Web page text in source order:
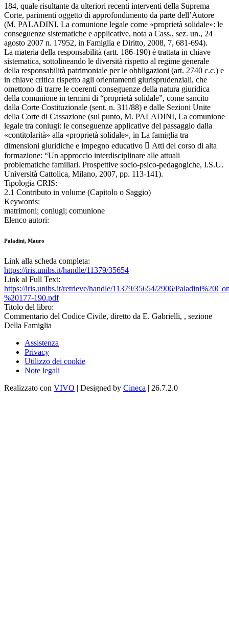
184, quale risultante da ulteriori recenti interventi della Suprema
Corte, parimenti oggetto di approfondimento da parte dell’Autore
(M. PALADINI, La comunione legale come «proprietà solidale»: le
conseguenze sistematiche e applicative, nota a Cass., sez. un., 24
agosto 2007 n. 17952, in Famiglia e Diritto, 2008, 7, 681-694).
La materia della responsabilità (artt. 186-190) è trattata in chiave
sistematica, sottolineando le diversità rispetto al regime generale
della responsabilità patrimoniale per le obbligazioni (art. 2740 c.c.) e
in chiave critica rispetto agli orientamenti giurisprudenziali, che
omettono di trarre le coerenti conseguenze della natura giuridica
della comunione in termini di “proprietà solidale”, come sancito
dalla Corte Costituzionale (sent. n. 311/88) e dalle Sezioni Unite
della Corte di Cassazione (sul punto, M. PALADINI, La comunione
legale tra coniugi: le conseguenze applicative del passaggio dalla
«contitolarità» alla «proprietà solidale», in La famiglia tra
dimensioni giuridiche e impegno educativo  Atti del corso di alta
formazione: “Un approccio interdisciplinare alle attuali
problematiche familiari. Prospettive socio-psico-pedagogiche, I.S.U.
Università Cattolica, Milano, 2007, pp. 113-141).
Tipologia CRIS:
2.1 Contributo in volume (Capitolo o Saggio)
Keywords:
matrimoni; coniugi; comunione
Elenco autori:
Paladini, Mauro
Link alla scheda completa:
https://iris.unibs.it/handle/11379/35654
Link al Full Text:
https://iris.unibs.it/retrieve/handle/11379/35654/2906/
%20177-190.pdf
Titolo del libro:
Commentario del Codice Civile, diretto da E. Gabrielli, , sezione
Della Famiglia
Assistenza
Privacy
Utilizzo dei cookie
Note legali
Realizzato con VIVO | Designed by Cineca | 26.7.2.0